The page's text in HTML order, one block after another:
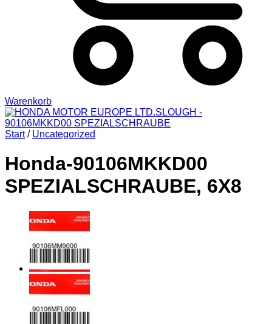
Warenkorb
Start / Uncategorized
Honda-90106MKKD00
SPEZIALSCHRAUBE, 6X8